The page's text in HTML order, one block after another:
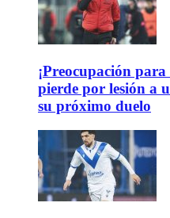
¡Preocupación
pierde por lesión a
su próximo duelo